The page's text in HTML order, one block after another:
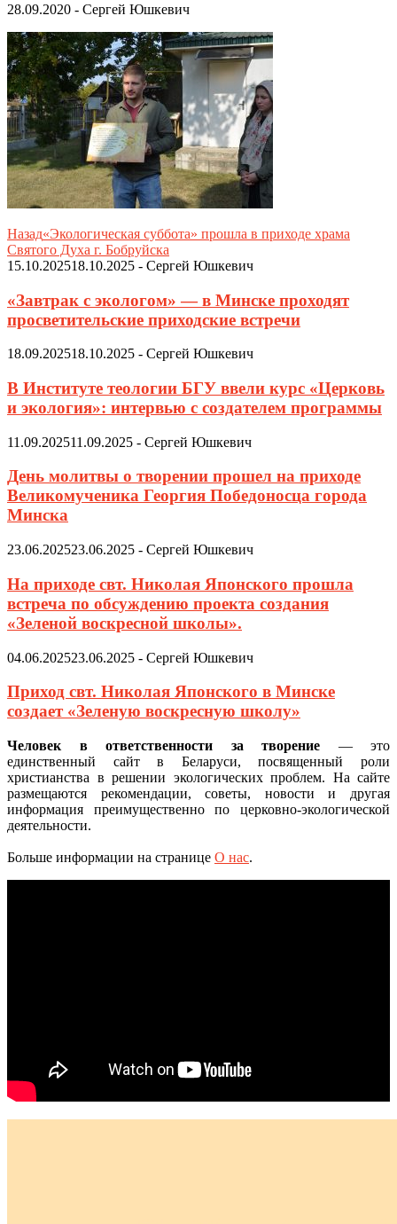
28.09.2020 - Сергей Юшкевич
Назад«Экологическая суббота» прошла в приходе храма
Святого Духа г. Бобруйска
15.10.202518.10.2025 - Сергей Юшкевич
«Завтрак с экологом» — в Минске проходят
просветительские приходские встречи
18.09.202518.10.2025 - Сергей Юшкевич
В Институте теологии БГУ ввели курс «Церковь
и экология»: интервью с создателем программы
11.09.202511.09.2025 - Сергей Юшкевич
День молитвы о творении прошел на приходе
Великомученика Георгия Победоносца города
Минска
23.06.202523.06.2025 - Сергей Юшкевич
На приходе свт. Николая Японского прошла
встреча по обсуждению проекта создания
«Зеленой воскресной школы».
04.06.202523.06.2025 - Сергей Юшкевич
Приход свт. Николая Японского в Минске
создает «Зеленую воскресную школу»
Человек в ответственности за творение — это
единственный сайт в Беларуси, посвященный роли
христианства в решении экологических проблем. На сайте
размещаются рекомендации, советы, новости и другая
информация преимущественно по церковно-экологической
деятельности.
Больше информации на странице О нас.